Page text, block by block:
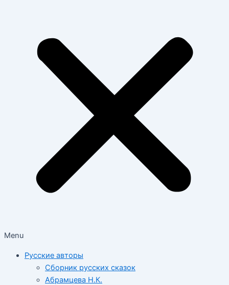
Menu
Русские авторы
Сборник русских сказок
Абрамцева Н.К.